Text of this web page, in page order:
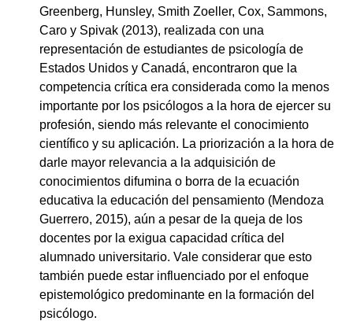
Greenberg, Hunsley, Smith Zoeller, Cox, Sammons,
Caro y Spivak (2013), realizada con una
representación de estudiantes de psicología de
Estados Unidos y Canadá, encontraron que la
competencia crítica era considerada como la menos
importante por los psicólogos a la hora de ejercer su
profesión, siendo más relevante el conocimiento
científico y su aplicación. La priorización a la hora de
darle mayor relevancia a la adquisición de
conocimientos difumina o borra de la ecuación
educativa la educación del pensamiento (Mendoza
Guerrero, 2015), aún a pesar de la queja de los
docentes por la exigua capacidad crítica del
alumnado universitario. Vale considerar que esto
también puede estar influenciado por el enfoque
epistemológico predominante en la formación del
psicólogo.